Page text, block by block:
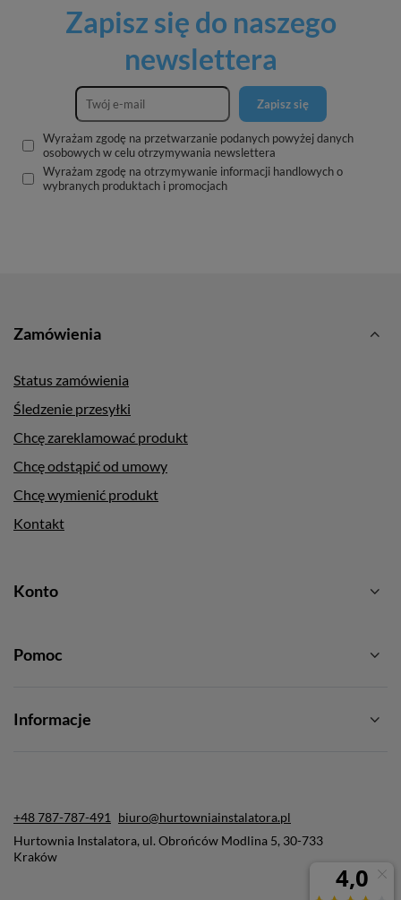
Zapisz się do naszego
newslettera
Zapisz się
Wyrażam zgodę na przetwarzanie podanych powyżej danych
osobowych w celu otrzymywania newslettera
Wyrażam zgodę na otrzymywanie informacji handlowych o
wybranych produktach i promocjach
Zamówienia
Status zamówienia
Śledzenie przesyłki
Chcę zareklamować produkt
Chcę odstąpić od umowy
Chcę wymienić produkt
Kontakt
Konto
Pomoc
Informacje
+48 787-787-491
biuro@hurtowniainstalatora.pl
Hurtownia Instalatora, ul. Obrońców Modlina 5, 30-733
Kraków